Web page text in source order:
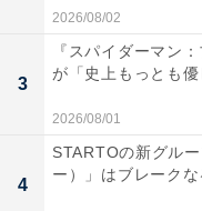
2：ちゃんと「類推
本作を見ると必然的
ドゲーム』のネタバ
に見てほしくなり、
2026/08/02
3
『スパイダーマン
が「史上もっとも
2026/08/01
4
STARTOの新グル
ー）」はブレーク